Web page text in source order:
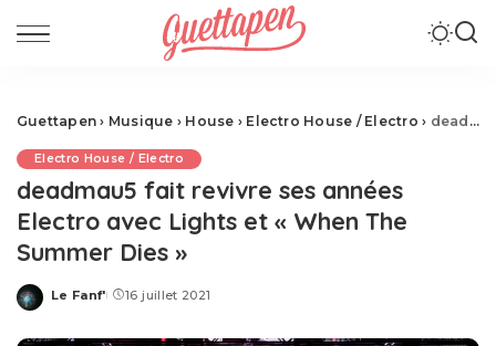
Guettapen › Musique › House › Electro House / Electro › deadmau5 fait revivre ses années Electro avec Lights et « When The Summer Dies »
Electro House / Electro
deadmau5 fait revivre ses années
Electro avec Lights et « When The
Summer Dies »
Posted
Le Fanf' 16 juillet 2021